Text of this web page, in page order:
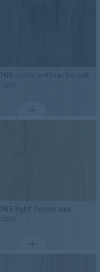
rustic anthracite oak
cm)
light honey oak
cm)